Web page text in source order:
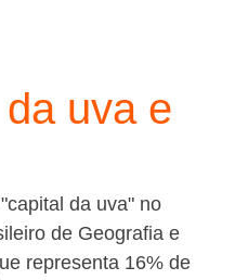
uva e
da uva" no
de Geografia e
representa 16% de